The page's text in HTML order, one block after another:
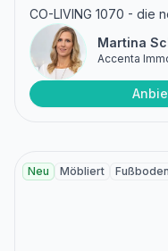
CO-LIVING 1070 - die
Martina
Accenta
Neu Möbliert